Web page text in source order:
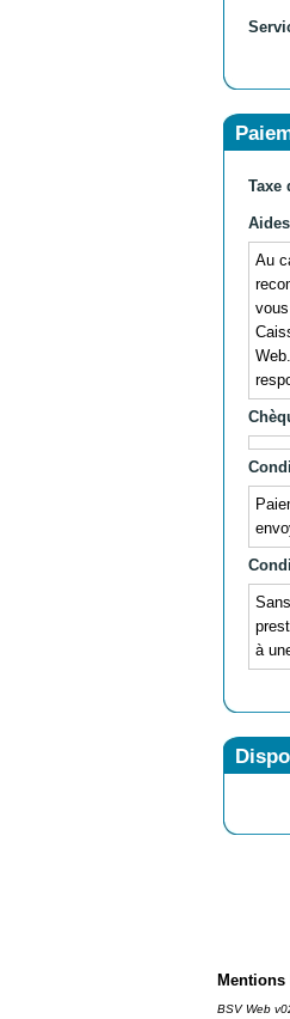
Taxe
Au
à
Mentions
BSV Web